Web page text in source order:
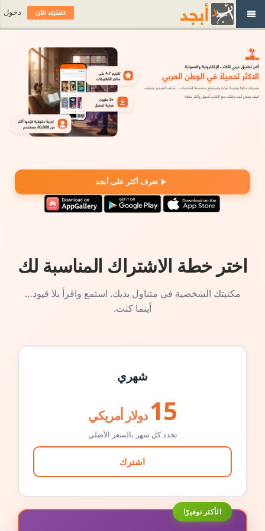
تعرف أكثر على أبجد
اختر خطة الاشتراك المناسبة لك
مكتبتك الشخصية في متناول يديك. استمع واقرأ بلا قيود…
أينما كنت.
شهري
15 دولار أمريكي
تجدد كل شهر بالسعر الأصلي
اشترك
الأكثر توفيرًا
اشترك الآن دخول